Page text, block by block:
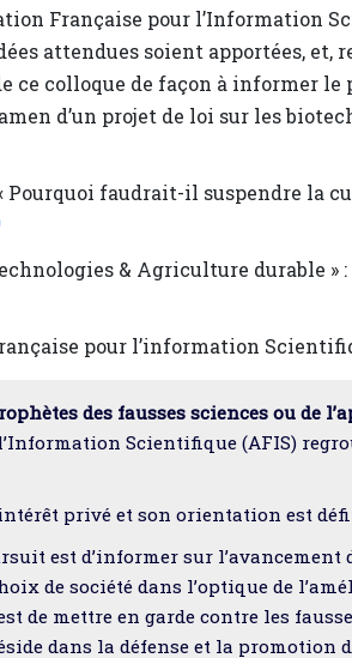
Française pour l’Information
attendues soient apportées, et,
ce colloque de façon à informer
d’un projet de loi sur les
faudrait-il suspendre la
& Agriculture durable » :
pour l’information
des fausses sciences ou de
Scientifique (AFIS)
privé et son orientation est
est d’informer sur l’avancement
de société dans l’optique de
de mettre en garde contre les
dans la défense et la